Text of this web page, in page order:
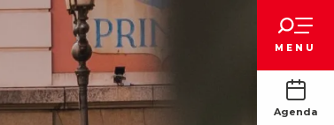
MENU
Agenda